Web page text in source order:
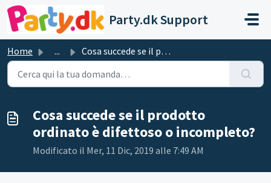
Salta al contenuto principale
Party.dk Support
Home ... Cosa succede se il prodotto ordinato è difettoso o incomp...
Cosa succede se il prodotto
ordinato è difettoso o incompleto?
Modificato il Mer, 11 Dic, 2019 alle 7:49 AM